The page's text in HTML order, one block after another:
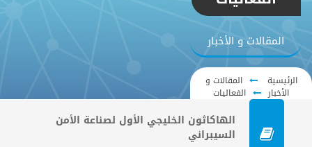
المقالات و الأخبار
الرئيسية
المقالات و
الأخبار
الفعاليات
الهاكاثون الخليجي الأول لصناعة الأمن
السيبراني